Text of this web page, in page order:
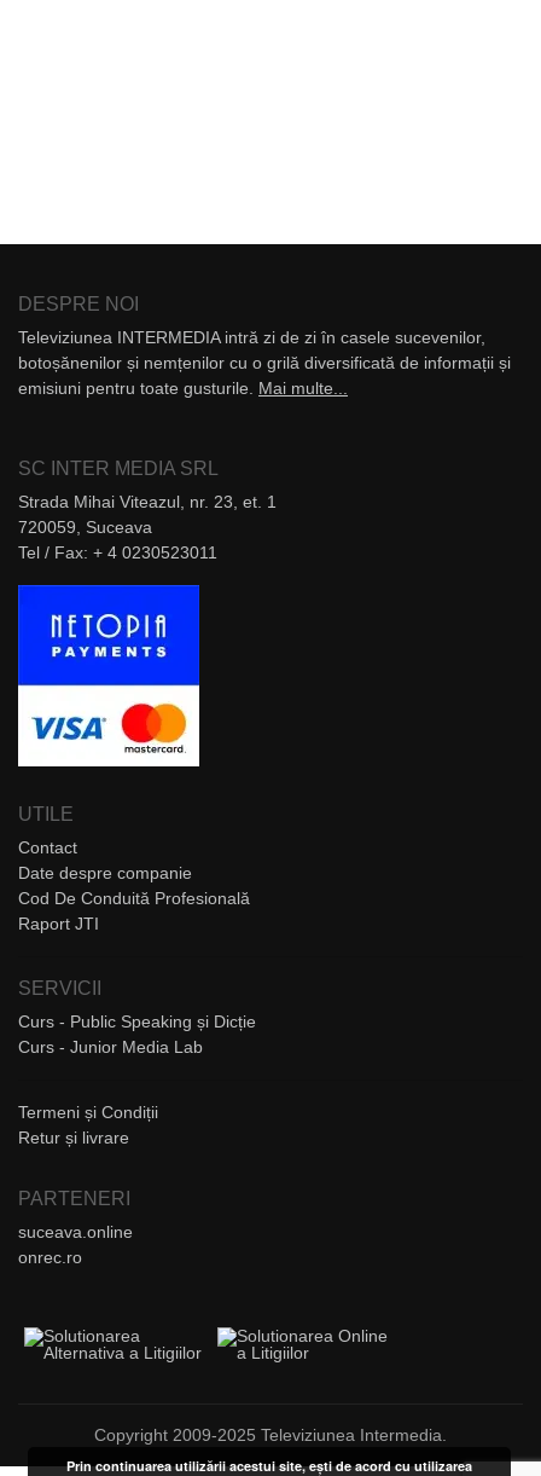
DESPRE NOI
Televiziunea INTERMEDIA intră zi de zi în casele sucevenilor,
botoșănenilor și nemțenilor cu o grilă diversificată de informații și
emisiuni pentru toate gusturile. Mai multe...
SC INTER MEDIA SRL
Strada Mihai Viteazul, nr. 23, et. 1
720059, Suceava
Tel / Fax: + 4 0230523011
UTILE
Contact
Date despre companie
Cod De Conduită Profesională
Raport JTI
SERVICII
Curs - Public Speaking și Dicție
Curs - Junior Media Lab
Termeni și Condiții
Retur și livrare
PARTENERI
suceava.online
onrec.ro
Copyright 2009-2025 Televiziunea Intermedia.
Prin continuarea utilizării acestui site, ești de acord cu utilizarea